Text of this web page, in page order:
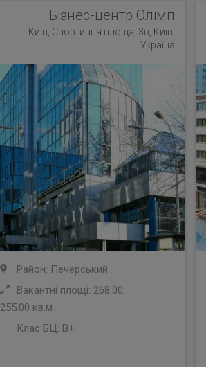
Бізнес-центр Олімп
Київ, Спортивна площа, 3в, Київ,
Україна
Район: Печерський
Вакантні площі: 268.00;
255.00 кв.м
Клас БЦ: B+